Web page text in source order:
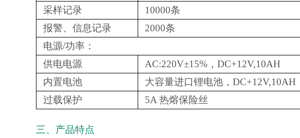
采样记录
10000条
报警、信息记录
2000条
电源/功率：
供电电源
AC:220V±15%，DC+12V,10AH
内置电池
大容量进口锂电池，DC+12V,10AH
过载保护
5A 热熔保险丝
三、产品特点